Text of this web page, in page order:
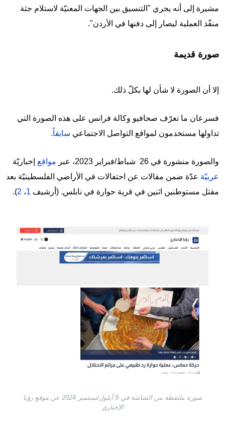
مشيرة إلى أنه يجري "التنسيق بين الجهات المعنيّة لاستلام جثة
منفّذ العملية ليصار إلى دفنها في الأردن".
صورة قديمة
إلا أن الصورة لا شأن لها بكلّ ذلك.
فسرعان ما تعرّف صحافيو وكالة فرانس على هذه الصورة التي
تداولها مستخدمون لمواقع التواصل الاجتماعي سابقاً.
والصورة منشورة في 26 شباط/فبراير 2023، عبر مواقع إخباريّة
عربيّة عدّة ضمن مقالات عن احتفالات في الأراضي الفلسطينيّة بعد
مقتل مستوطنين اثنين في قرية حوارة في نابلس. (أرشيف 1، 2
).
Image
صورة ملتقطة من الشاشة في 9 أيلول/سبتمبر 2024 عن موقع رؤيا
الإخباري